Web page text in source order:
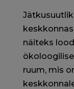
näiteks
ruum, mis